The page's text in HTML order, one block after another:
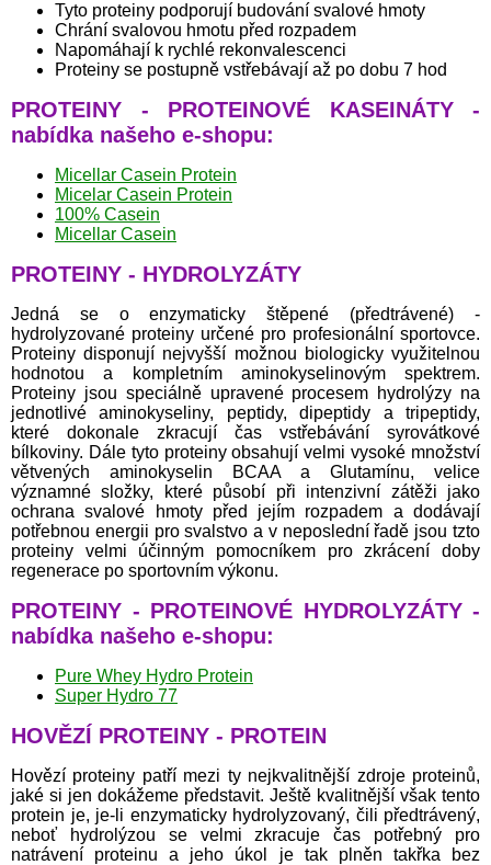
Tyto proteiny podporují budování svalové hmoty
Chrání svalovou hmotu před rozpadem
Napomáhají k rychlé rekonvalescenci
Proteiny se postupně vstřebávají až po dobu 7 hod
PROTEINY - PROTEINOVÉ KASEINÁTY -
nabídka našeho e-shopu:
Micellar Casein Protein
Micelar Casein Protein
100% Casein
Micellar Casein
PROTEINY - HYDROLYZÁTY
Jedná se o enzymaticky štěpené (předtrávené) -
hydrolyzované proteiny určené pro profesionální sportovce.
Proteiny disponují nejvyšší možnou biologicky využitelnou
hodnotou a kompletním aminokyselinovým spektrem.
Proteiny jsou speciálně upravené procesem hydrolýzy na
jednotlivé aminokyseliny, peptidy, dipeptidy a tripeptidy,
které dokonale zkracují čas vstřebávání syrovátkové
bílkoviny. Dále tyto proteiny obsahují velmi vysoké množství
větvených aminokyselin BCAA a Glutamínu, velice
významné složky, které působí při intenzivní zátěži jako
ochrana svalové hmoty před jejím rozpadem a dodávají
potřebnou energii pro svalstvo a v neposlední řadě jsou tzto
proteiny velmi účinným pomocníkem pro zkrácení doby
regenerace po sportovním výkonu.
PROTEINY - PROTEINOVÉ HYDROLYZÁTY -
nabídka našeho e-shopu:
Pure Whey Hydro Protein
Super Hydro 77
HOVĚZÍ PROTEINY - PROTEIN
Hovězí proteiny patří mezi ty nejkvalitnější zdroje proteinů,
jaké si jen dokážeme představit. Ještě kvalitnější však tento
protein je, je-li enzymaticky hydrolyzovaný, čili předtrávený,
neboť hydrolýzou se velmi zkracuje čas potřebný pro
natrávení proteinu a jeho úkol je tak plněn takřka bez